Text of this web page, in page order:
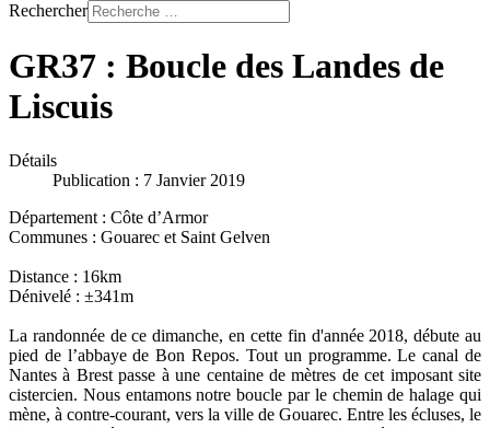
Rechercher
GR37 : Boucle des Landes de
Liscuis
Détails
Publication : 7 Janvier 2019
Département : Côte d’Armor
Communes : Gouarec et Saint Gelven
Distance : 16km
Dénivelé : ±341m
La randonnée de ce dimanche, en cette fin d'année 2018, débute au
pied de l’abbaye de Bon Repos. Tout un programme. Le canal de
Nantes à Brest passe à une centaine de mètres de cet imposant site
cistercien. Nous entamons notre boucle par le chemin de halage qui
mène, à contre-courant, vers la ville de Gouarec. Entre les écluses, le